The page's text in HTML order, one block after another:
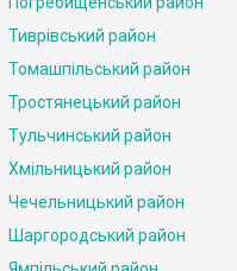
Тиврівський район
Томашпільський район
Тростянецький район
Тульчинський район
Хмільницький район
Чечельницький район
Шаргородський район